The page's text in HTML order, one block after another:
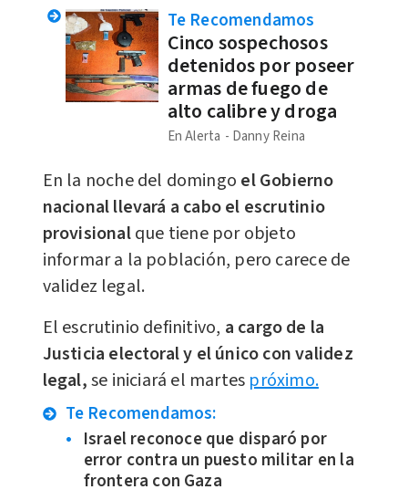
Te Recomendamos
Cinco sospechosos
detenidos por poseer
armas de fuego de
alto calibre y droga
En Alerta Danny Reina
En la noche del domingo el Gobierno
nacional llevará a cabo el escrutinio
provisionalque tiene por objeto
informar a la población, pero carece de
validez legal.
El escrutinio definitivo, a cargo de la
Justicia electoral y el único con validez
legal,se iniciará el martes próximo.
Te Recomendamos:
Israel reconoce que disparó por
error contra un puesto militar en la
frontera con Gaza